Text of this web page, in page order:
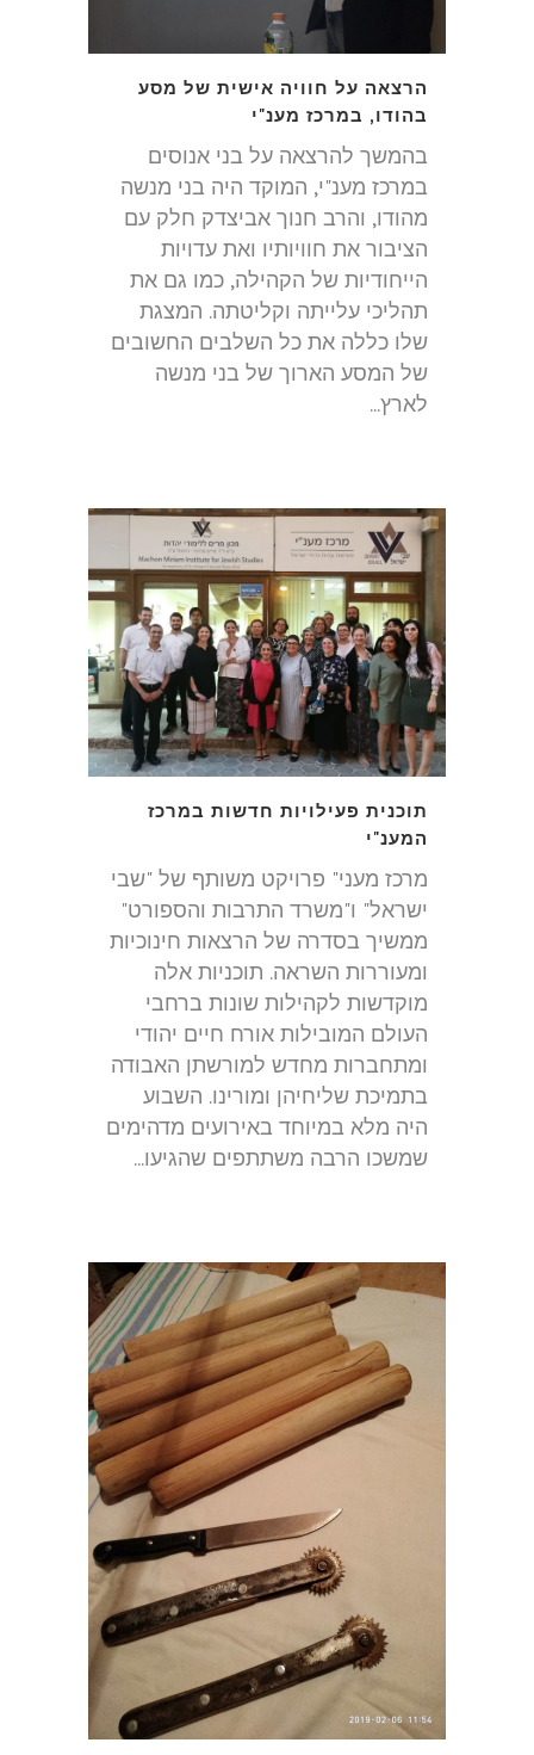
הרצאה על חוויה אישית של מסע
בהודו, במרכז מענ"י
בהמשך להרצאה על בני אנוסים
במרכז מענ"י, המוקד היה בני מנשה
מהודו, והרב חנוך אביצדק חלק עם
הציבור את חוויותיו ואת עדויות
הייחודיות של הקהילה, כמו גם את
תהליכי עלייתה וקליטתה. המצגת
שלו כללה את כל השלבים החשובים
של המסע הארוך של בני מנשה
לארץ...
תוכנית פעילויות חדשות במרכז
המענ"י
מרכז מעני" פרויקט משותף של "שבי
ישראל" ו"משרד התרבות והספורט"
ממשיך בסדרה של הרצאות חינוכיות
ומעוררות השראה. תוכניות אלה
מוקדשות לקהילות שונות ברחבי
העולם המובילות אורח חיים יהודי
ומתחברות מחדש למורשתן האבודה
בתמיכת שליחיהן ומורינו. השבוע
היה מלא במיוחד באירועים מדהימים
שמשכו הרבה משתתפים שהגיעו...